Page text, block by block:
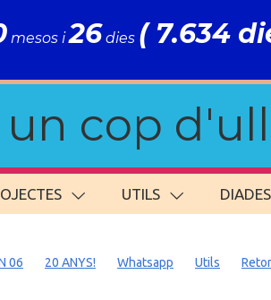
mesos i26dies ( 7.634
cop
UTILS DIADES
06 20 ANYS! Whatsapp Utils